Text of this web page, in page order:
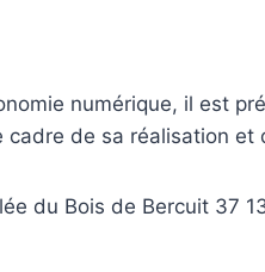
numérique, il est
de sa réalisation et
du Bois de Bercuit 37